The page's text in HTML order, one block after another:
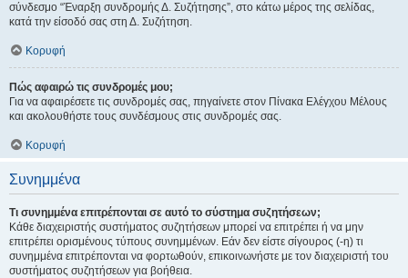
σύνδεσμο “Έναρξη συνδρομής Δ. Συζήτησης”, στο κάτω μέρος της σελίδας,
κατά την είσοδό σας στη Δ. Συζήτηση.
Κορυφή
Πώς αφαιρώ τις συνδρομές μου;
Για να αφαιρέσετε τις συνδρομές σας, πηγαίνετε στον Πίνακα Ελέγχου Μέλους
και ακολουθήστε τους συνδέσμους στις συνδρομές σας.
Κορυφή
Συνημμένα
Τι συνημμένα επιτρέπονται σε αυτό το σύστημα συζητήσεων;
Κάθε διαχειριστής συστήματος συζητήσεων μπορεί να επιτρέπει ή να μην
επιτρέπει ορισμένους τύπους συνημμένων. Εάν δεν είστε σίγουρος (-η) τι
συνημμένα επιτρέπονται να φορτωθούν, επικοινωνήστε με τον διαχειριστή του
συστήματος συζητήσεων για βοήθεια.